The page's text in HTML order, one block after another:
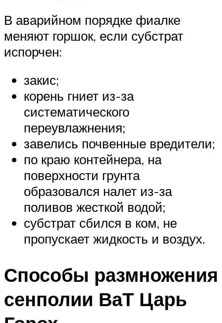
В аварийном порядке фиалке
меняют горшок, если субстрат
испорчен:
закис;
корень гниет из-за
систематического
переувлажнения;
завелись почвенные вредители;
по краю контейнера, на
поверхности грунта
образовался налет из-за
поливов жесткой водой;
субстрат сбился в ком, не
пропускает жидкость и воздух.
Способы размножения
сенполии ВаТ Царь